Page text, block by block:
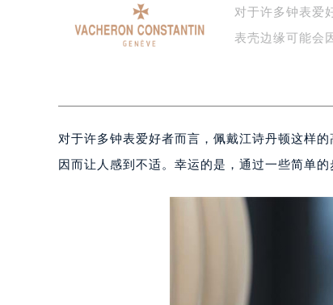
对于许多钟表爱
表壳边缘可能会
对于许多钟表爱好者而言，佩戴江诗丹顿这样
因而让人感到不适。幸运的是，通过一些简单